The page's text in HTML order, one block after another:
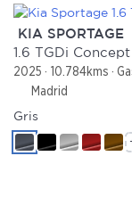
KIA SPORTAGE
1.6 TGDi
2025 10.784kms
Madrid
Gris